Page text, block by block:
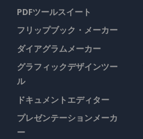
PDFツールスイート
フリップブック・メーカー
ダイアグラムメーカー
グラフィックデザインツー
ル
ドキュメントエディター
プレゼンテーションメーカ
ー